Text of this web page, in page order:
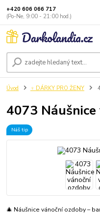
+420 606 066 717
(Po-Ne, 9:00 - 21:00 hod.)
Úvod ♀️ DÁRKY PRO ŽENY
4073
Náš tip
🎄 Náušnice vánoční ozdoby –